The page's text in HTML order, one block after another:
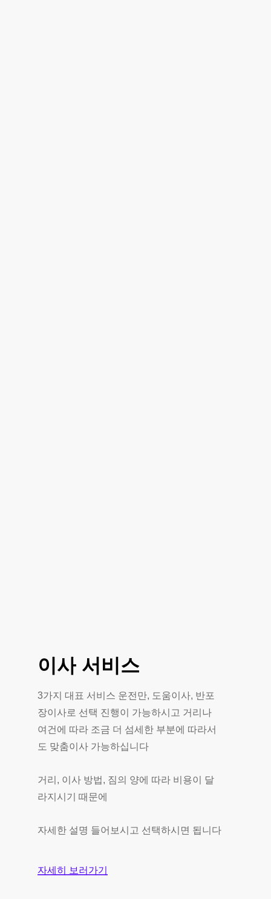
이사 서비스
3가지 대표 서비스 운전만, 도움이사, 반포
장이사로 선택 진행이 가능하시고 거리나
여건에 따라 조금 더 섬세한 부분에 따라서
도 맞춤이사 가능하십니다
거리, 이사 방법, 짐의 양에 따라 비용이 달
라지시기 때문에
자세한 설명 들어보시고 선택하시면 됩니다
자세히 보러가기